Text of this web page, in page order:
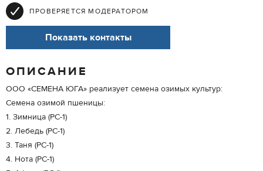
ПРОВЕРЯЕТСЯ МОДЕРАТОРОМ
Показать контакты
ОПИСАНИЕ
ООО «СЕМЕНА ЮГА» реализует семена озимых культур:
Семена озимой пшеницы:
1. Зимница (РС-1)
2. Лебедь (РС-1)
3. Таня (РС-1)
4. Нота (РС-1)